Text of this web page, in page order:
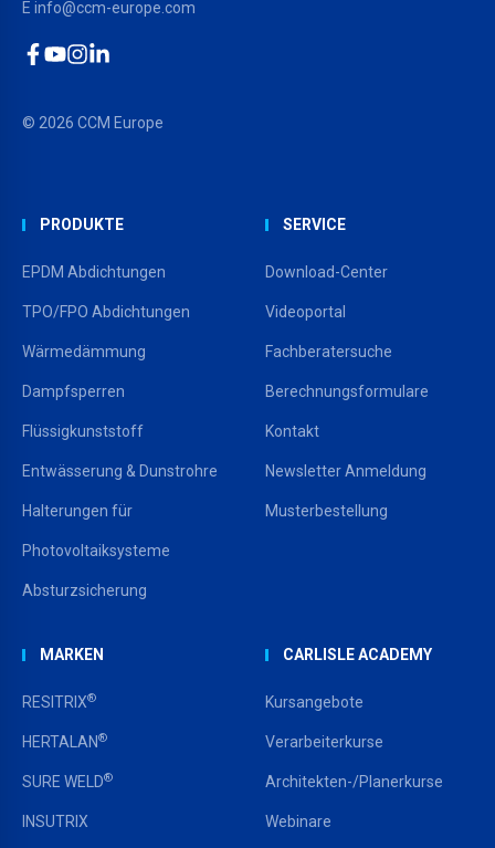
E info@ccm-europe.com
© 2026 CCM Europe
PRODUKTE
EPDM Abdichtungen
TPO/FPO Abdichtungen
Wärmedämmung
Dampfsperren
Flüssigkunststoff
Entwässerung & Dunstrohre
Halterungen für
Photovoltaiksysteme
Absturzsicherung
SERVICE
Download-Center
Videoportal
Fachberatersuche
Berechnungsformulare
Kontakt
Newsletter Anmeldung
Musterbestellung
MARKEN
RESITRIX®
HERTALAN®
SURE WELD®
INSUTRIX
CARLISLE ACADEMY
Kursangebote
Verarbeiterkurse
Architekten-/Planerkurse
Webinare